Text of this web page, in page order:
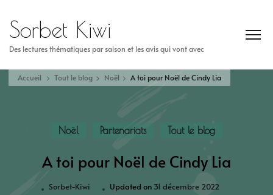
Sorbet Kiwi
Des lectures thématiques par saison et les avis qui vont avec
Accueil Tout le blog Noël A toi pour Noël de Cindy Lia
Noël Partenariats Tout le blog
A toi pour Noël de Cindy Lia
Sorbet-Kiwi Updated on 31 décembre 2022